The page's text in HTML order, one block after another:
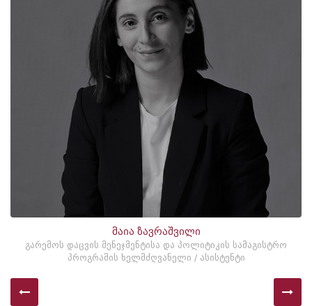
მაია ზავრაშვილი
გარემოს დაცვის მენეჯმენტისა და პოლიტიკის სამაგისტრო
პროგრამის ხელმძღვანელი / ასისტენტი